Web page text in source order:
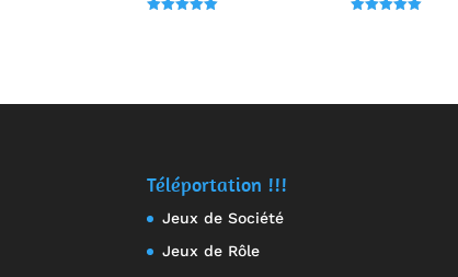
Téléportation !!!
Jeux de Société
Jeux de Rôle